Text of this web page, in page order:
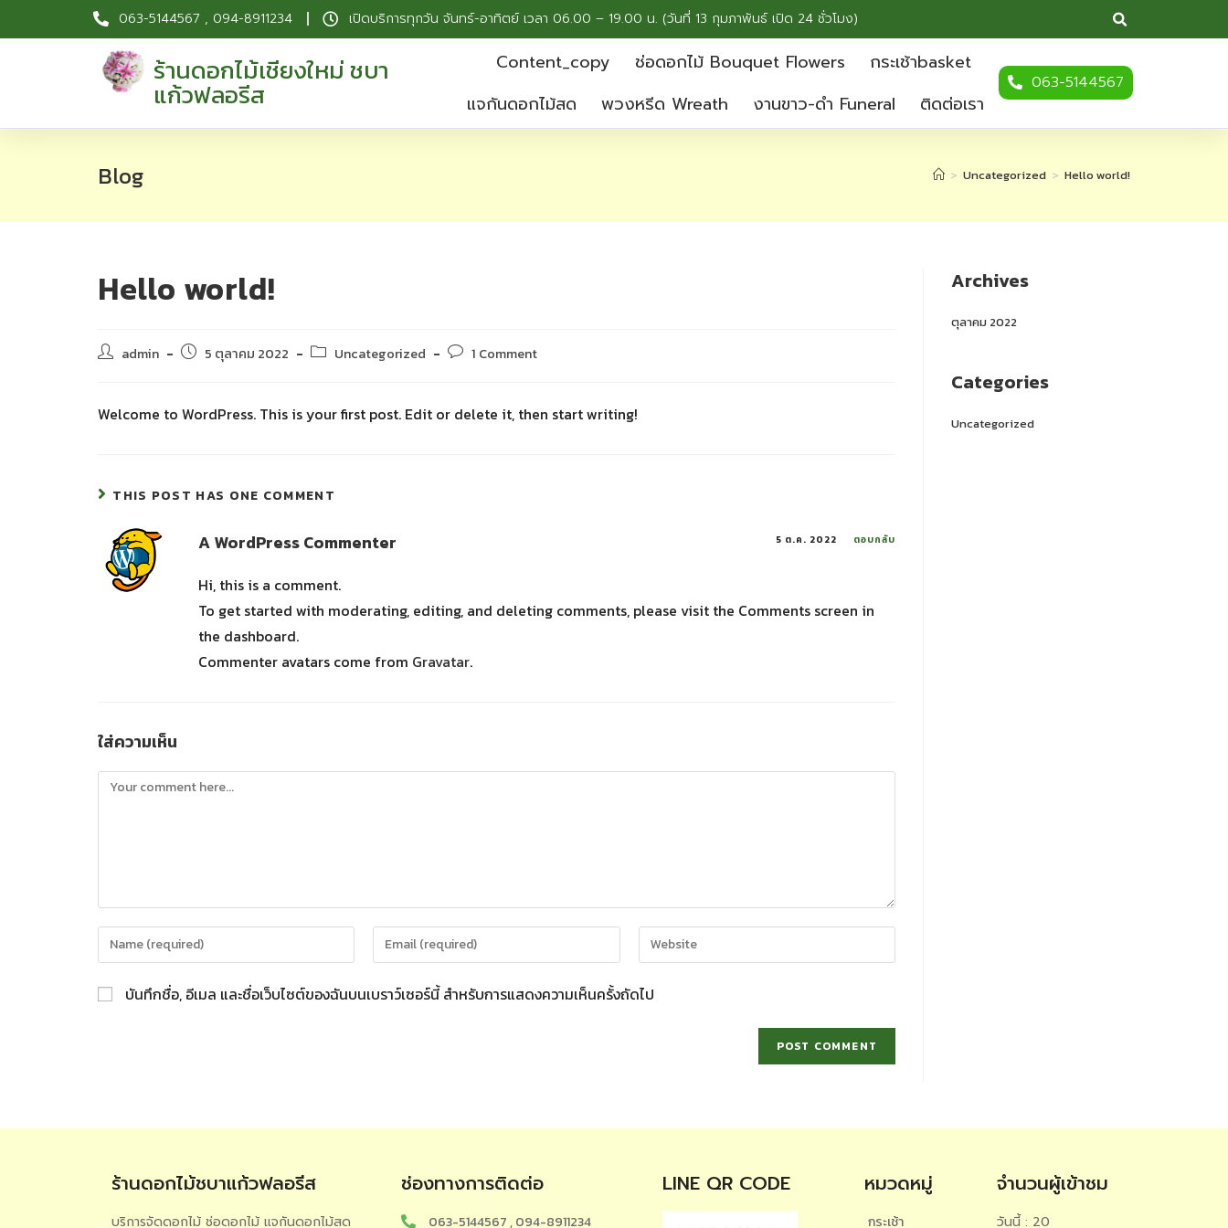
063-5144567 , 094-8911234 เปิดบริการทุกวัน จันทร์-อาทิตย์ เวลา 06.00 – 19.00 น. (วันที่ 13 กุมภาพันธ์ เปิด 24 ชั่วโมง)
ร้านดอกไม้เชียงใหม่ ชบา
แก้วฟลอรีส
Content_copy ช่อดอกไม้ Bouquet Flowers
กระเช้าbasket
แจกันดอกไม้สด
พวงหรีด Wreath งานขาว-ดำ Funeral ติดต่อเรา
063-5144567
Blog > Uncategorized > Hello world!
Hello world!
admin 5 ตุลาคม 2022 Uncategorized 1 Comment
Welcome to WordPress. This is your first post. Edit or delete it, then start writing!
THIS POST HAS ONE COMMENT
A WordPress Commenter 5 ต.ค. 2022 ตอบกลับ
Hi, this is a comment.
To get started with moderating, editing, and deleting comments, please visit the Comments screen in
the dashboard.
Commenter avatars come from Gravatar.
ใส่ความเห็น
บันทึกชื่อ, อีเมล และชื่อเว็บไซต์ของฉันบนเบราว์เซอร์นี้ สำหรับการแสดงความเห็นครั้งถัดไป
Archives
ตุลาคม 2022
Categories
Uncategorized
ร้านดอกไม้ชบาแก้วฟลอรีส
บริการจัดดอกไม้ ช่อดอกไม้ แจกันดอกไม้สด
ช่องทางการติดต่อ
063-5144567 , 094-8911234
LINE QR CODE หมวดหมู่
กระเช้า
จำนวนผู้เข้าชม
วันนี้ : 20